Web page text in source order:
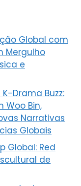
Global com
Mergulho
e
Drama Buzz:
Woo Bin,
Narrativas
Globais
Global: Red
de